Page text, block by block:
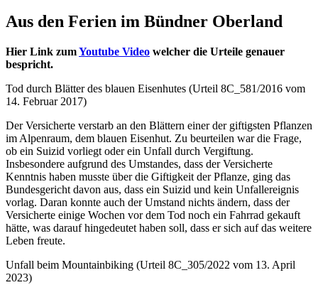
Aus den Ferien im Bündner Oberland
Hier Link zumYoutube Video welcher die Urteile genauer
bespricht.
Tod durch Blätter des blauen Eisenhutes (Urteil 8C_581/2016 vom
14. Februar 2017)
Der Versicherte verstarb an den Blättern einer der giftigsten Pflanzen
im Alpenraum, dem blauen Eisenhut. Zu beurteilen war die Frage,
ob ein Suizid vorliegt oder ein Unfall durch Vergiftung.
Insbesondere aufgrund des Umstandes, dass der Versicherte
Kenntnis haben musste über die Giftigkeit der Pflanze, ging das
Bundesgericht davon aus, dass ein Suizid und kein Unfallereignis
vorlag. Daran konnte auch der Umstand nichts ändern, dass der
Versicherte einige Wochen vor dem Tod noch ein Fahrrad gekauft
hätte, was darauf hingedeutet haben soll, dass er sich auf das weitere
Leben freute.
Unfall beim Mountainbiking (Urteil 8C_305/2022 vom 13. April
2023)